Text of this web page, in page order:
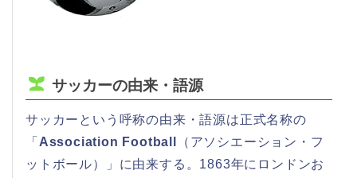
サッカーの由来・語源
サッカーという呼称の由来・語源は正式名称の
「 Association Football
（アソシエーション・フ
ットボール）」に由来する。1863年にロンドンお